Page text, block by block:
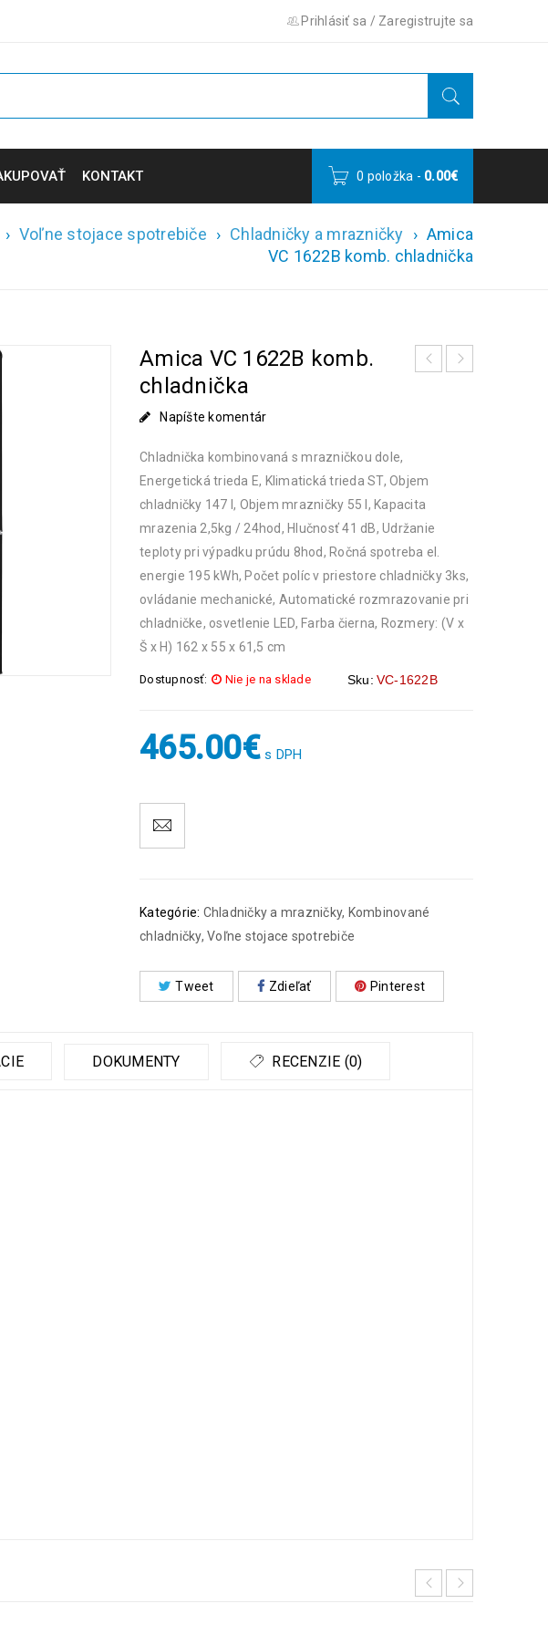
Prihlásiť sa / Zaregistrujte sa
KONTAKT 0 položka - 0.00€
› Voľne stojace spotrebiče › Chladničky a mrazničky › Amica
VC 1622B komb. chladnička
Amica VC 1622B komb.
chladnička
Napíšte komentár
Chladnička kombinovaná s mrazničkou dole,
Energetická trieda E, Klimatická trieda ST, Objem
chladničky 147 l, Objem mrazničky 55 l, Kapacita
mrazenia 2,5kg / 24hod, Hlučnosť 41 dB, Udržanie
teploty pri výpadku prúdu 8hod, Ročná spotreba el.
energie 195 kWh, Počet políc v priestore chladničky 3ks,
ovládanie mechanické, Automatické rozmrazovanie pri
chladničke, osvetlenie LED, Farba čierna, Rozmery: (V x
Š x H) 162 x 55 x 61,5 cm
Dostupnosť: Nie je na sklade Sku: VC-1622B
465.00€ s DPH
Kategórie: Chladničky a mrazničky, Kombinované
chladničky, Voľne stojace spotrebiče
Tweet Zdieľať Pinterest
DOKUMENTY RECENZIE (0)